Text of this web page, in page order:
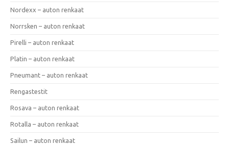
Nordexx – auton renkaat
Norrsken – auton renkaat
Pirelli – auton renkaat
Platin – auton renkaat
Pneumant – auton renkaat
Rengastestit
Rosava – auton renkaat
Rotalla – auton renkaat
Sailun – auton renkaat